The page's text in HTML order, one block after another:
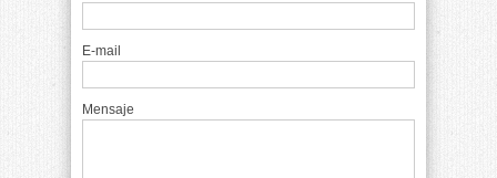
E-mail
Mensaje